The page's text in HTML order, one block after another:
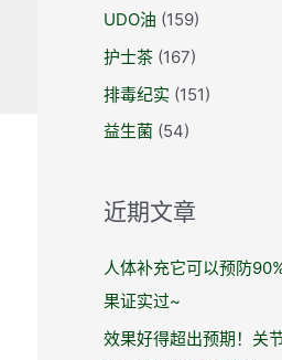
UDO油 (159)
护士茶 (167)
排毒纪实 (151)
益生菌 (54)
近期文章
人体补充它可以预防
果证实过~
效果好得超出预期！关